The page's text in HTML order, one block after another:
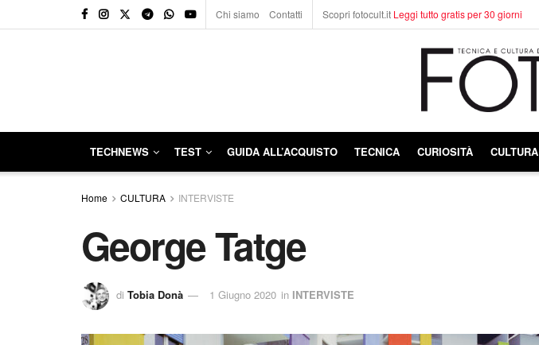
Chi siamo Contatti Scopri fotocult.it Leggi tutto gratis per 30 giorni
TECHNEWS TEST GUIDA ALL’ACQUISTO TECNICA CURIOSITÀ CULTURA
Home CULTURA INTERVISTE
George Tatge
di Tobia Donà 1 Giugno 2020 in INTERVISTE